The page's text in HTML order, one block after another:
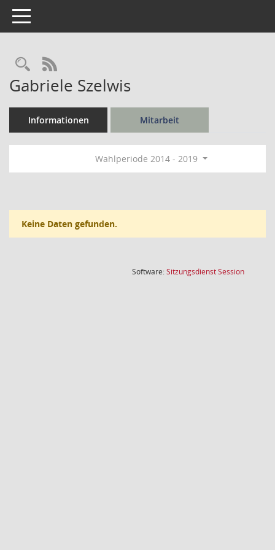
Toggle navigation
Rechercheauswahl
RSS-Feed
Gabriele Szelwis
Informationen Mitarbeit
Wahlperiode 2014 - 2019
Keine Daten gefunden.
Software:SitzungsdienstSession(Wird in